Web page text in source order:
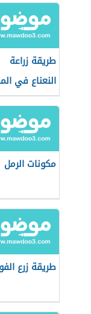
طريقة زراعة
النعناع في
مكونات الرمل
طريقة زرع